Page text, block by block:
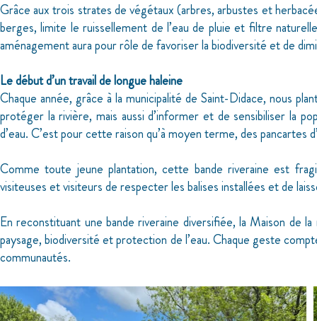
Grâce aux trois strates de végétaux (arbres, arbustes et
berges, limite le ruissellement de l’eau de pluie et filtre
aménagement aura pour rôle de favoriser la biodiversité et de
Le début d’un travail de longue haleine
Chaque année, grâce à la municipalité de Saint-Didace, nous
protéger la rivière, mais aussi d’informer et de sensibiliser la
d’eau. C’est pour cette raison qu’à moyen terme, des
Comme toute jeune plantation, cette bande riveraine est
visiteuses et visiteurs de respecter les balises installées et de
En reconstituant une bande riveraine diversifiée, la Maison de
paysage, biodiversité et protection de l’eau. Chaque geste
communautés.